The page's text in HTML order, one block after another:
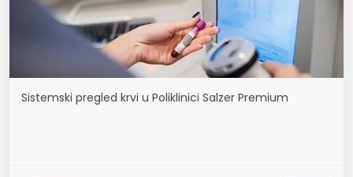
Sistemski pregled krvi u Poliklinici Salzer Premium